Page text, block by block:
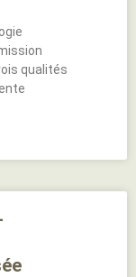
qualités